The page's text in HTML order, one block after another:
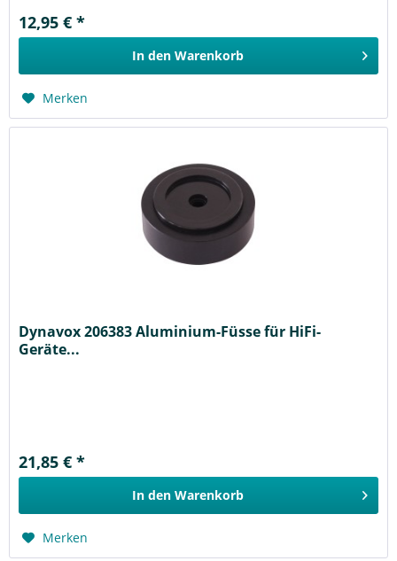
12,95 € *
In den Warenkorb
Merken
Dynavox 206383 Aluminium-Füsse für HiFi-
Geräte...
21,85 € *
In den Warenkorb
Merken